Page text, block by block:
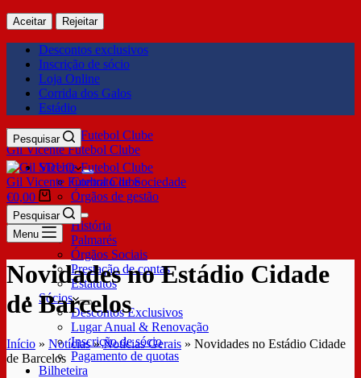
Aceitar Rejeitar
Descontos exclusivos
Inscrição de sócio
Loja Online
Corrida dos Galos
Estádio
Gil Vicente Futebol Clube
Pesquisar
SDUQ
Contrato de Sociedade
Órgãos de gestão
Clube
História
Palmarés
Órgãos Sociais
Prestação de contas
Estatutos
Sócios
Descontos Exclusivos
Lugar Anual & Renovação
Inscrição de sócio
Pagamento de quotas
Bilheteira
Gil Vicente Futebol Clube
€0,00
Pesquisar
Menu
Novidades no Estádio Cidade
de Barcelos
Início » Notícias»Notícias Gerais » Novidades no Estádio Cidade
de Barcelos